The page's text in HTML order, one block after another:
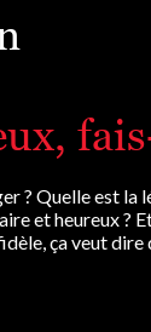
? Quelle est la
et heureux ?
ça veut